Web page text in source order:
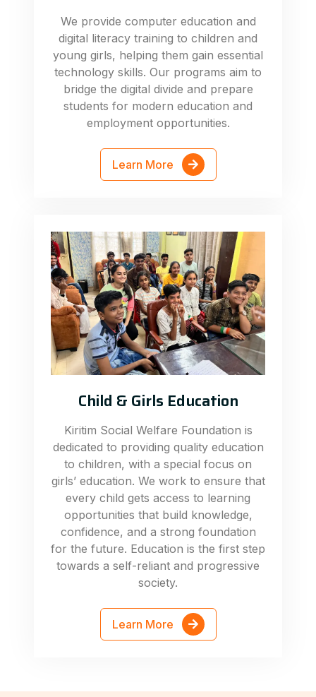
We provide computer education and
digital literacy training to children and
young girls, helping them gain essential
technology skills. Our programs aim to
bridge the digital divide and prepare
students for modern education and
employment opportunities.
Learn More
Child & Girls Education
Kiritim Social Welfare Foundation is
dedicated to providing quality education
to children, with a special focus on
girls’ education. We work to ensure that
every child gets access to learning
opportunities that build knowledge,
confidence, and a strong foundation
for the future. Education is the first step
towards a self-reliant and progressive
society.
Learn More